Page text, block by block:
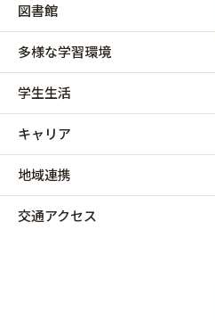
図書館
多様な学習環境
学生生活
キャリア
地域連携
交通アクセス